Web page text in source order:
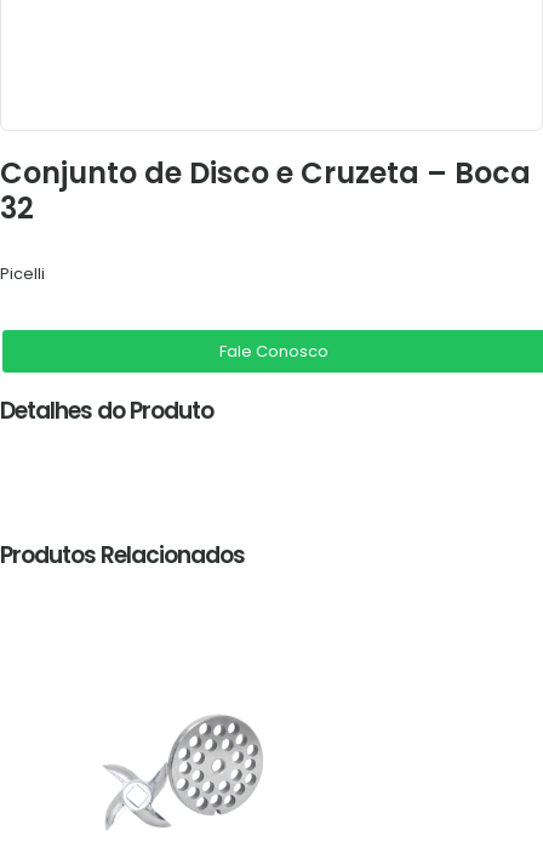
Conjunto de Disco e Cruzeta – Boca
32
Picelli
Fale Conosco
Detalhes do Produto
Produtos Relacionados